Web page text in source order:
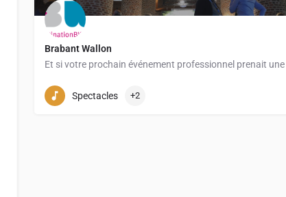
Brabant Wallon
+32 (0)10 23 69 76
Spectacles +2